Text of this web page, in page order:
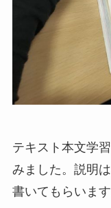
テキスト本文学
みました。説明
書いてもらいます